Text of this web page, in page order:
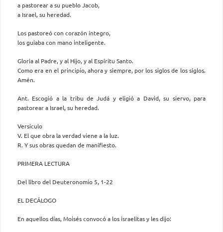
a pastorear a su pueblo Jacob,
a Israel, su heredad.
Los pastoreó con corazón íntegro,
los guiaba con mano inteligente.
Gloria al Padre, y al Hijo, y al Espíritu Santo.
Como era en el principio, ahora y siempre, por los siglos de los siglos.
Amén.
Ant. Escogió a la tribu de Judá y eligió a David, su siervo, para
pastorear a Israel, su heredad.
Versículo
V. El que obra la verdad viene a la luz.
R. Y sus obras quedan de manifiesto.
PRIMERA LECTURA
Del libro del Deuteronomio 5, 1-22
EL DECÁLOGO
En aquellos días, Moisés convocó a los israelitas y les dijo: